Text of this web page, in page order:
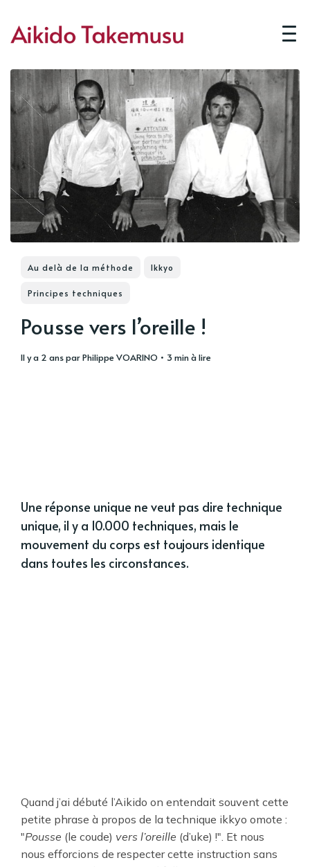
Au delà de la méthode Ikkyo
Principes techniques
Pousse vers l’oreille !
il y a 2 ansparPhilippe VOARINO • 3 min à lire
Une réponse unique ne veut pas dire technique
unique, il y a 10.000 techniques, mais le
mouvement du corps est toujours identique
dans toutes les circonstances.
Quand j’ai débuté l’Aikido on entendait souvent cette
petite phrase à propos de la technique ikkyo omote :
"Pousse (le coude) vers l’oreille (d’uke) !". Et nous
nous efforcions de respecter cette instruction sans